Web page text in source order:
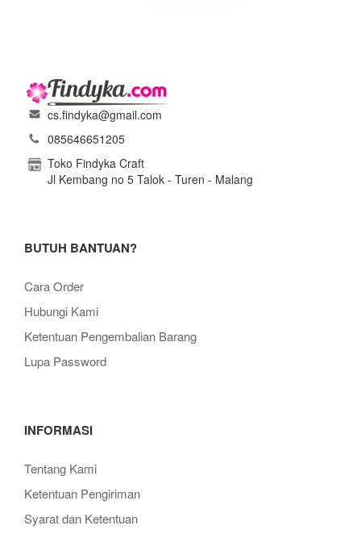
cs.findyka@gmail.com
085646651205
Toko Findyka Craft
Jl Kembang no 5 Talok - Turen - Malang
BUTUH BANTUAN?
Cara Order
Hubungi Kami
Ketentuan Pengembalian Barang
Lupa Password
INFORMASI
Tentang Kami
Ketentuan Pengiriman
Syarat dan Ketentuan